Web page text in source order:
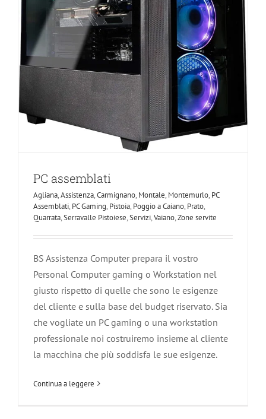
PC assemblati
Agliana,Assistenza,Carmignano, Montale, Montemurlo, PC
Assemblati, PC Gaming, Pistoia, Poggio a Caiano, Prato,
Quarrata,Serravalle Pistoiese,Servizi,Vaiano,Zone servite
BS Assistenza Computer prepara il vostro
Personal Computer gaming o Workstation nel
giusto rispetto di quelle che sono le esigenze
del cliente e sulla base del budget riservato. Sia
che vogliate un PC gaming o una workstation
professionale noi costruiremo insieme al cliente
la macchina che più soddisfa le sue esigenze.
Continua a leggere